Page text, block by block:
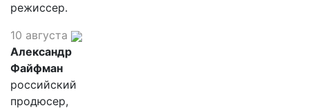
режиссер.
10 августа
Александр
Файфман
российский
продюсер,